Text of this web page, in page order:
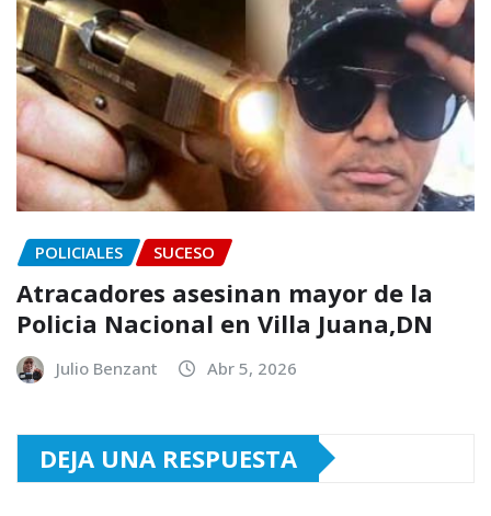
POLICIALES SUCESO
Atracadores asesinan mayor de la
Policia Nacional en Villa Juana,DN
Julio Benzant Abr 5, 2026
DEJA UNA RESPUESTA